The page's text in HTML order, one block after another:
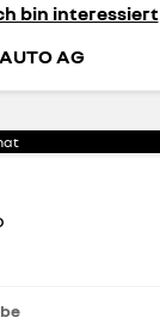
bin interessiert
AG